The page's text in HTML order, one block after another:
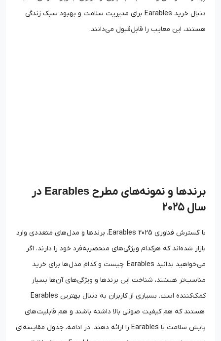
دنبال خرید Earables برای مدیریت سلامت و بهبود سبک زندگی
هستند، این معایب را قابل‌قبول می‌دانند.
برندها و نمونه‌های مطرحEarablesدر
سال۲۰۲۵
با گسترش فناوری Earables 2025، برندها و مدل‌های متعددی وارد
بازار شده‌اند که هرکدام ویژگی‌های منحصربه‌فرد خود را دارند. اگر
می‌خواهید بدانید Earables چیست و کدام مدل‌ها برای خرید
مناسب‌تر هستند، شناخت این برندها و ویژگی‌های آن‌ها بسیار
کمک‌کننده است. بسیاری از کاربران به دنبال بهترین Earables
هستند که هم کیفیت صوتی بالا داشته باشند و هم قابلیت‌های
پایش سلامت با Earables را ارائه دهند. در ادامه، جدول مقایسه‌ای